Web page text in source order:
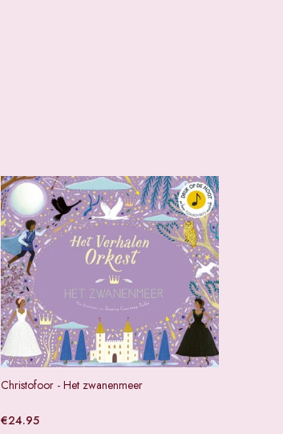
Christofoor - Het zwanenmeer
€24.95